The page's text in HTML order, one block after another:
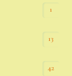
1
13
42